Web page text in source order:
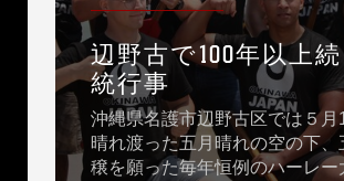
辺野古で100年以上
統行事
沖縄県名護市辺野古区では５月
晴れ渡った五月晴れの空の下、
穣を願った毎年恒例のハーレー